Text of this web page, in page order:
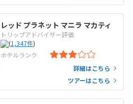
レッド プラネット マニラ マカティ
トリップアドバイザー評価
(1,347件)
ホテルランク
詳細はこちら
ツアーはこちら